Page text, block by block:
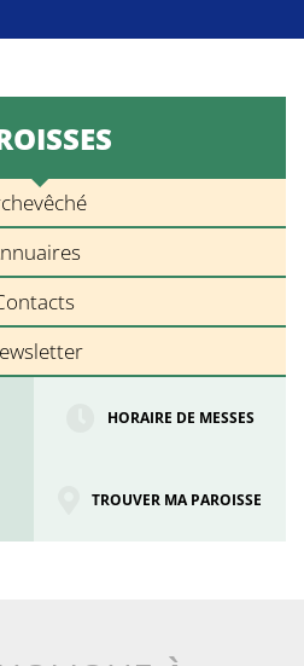
HORAIRE DE MESSES
TROUVER MA PAROISSE